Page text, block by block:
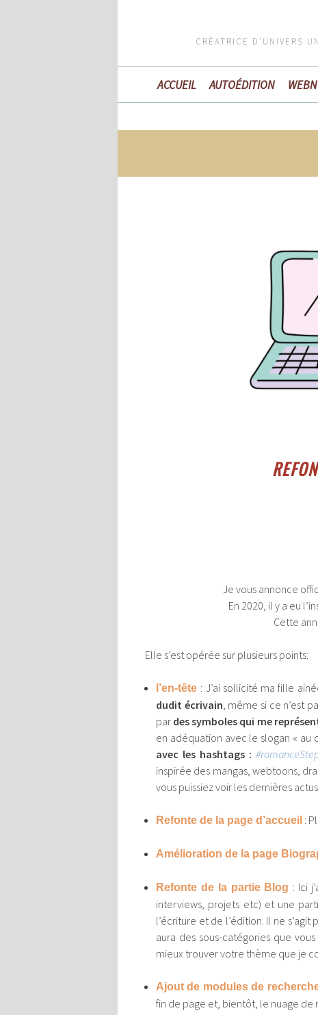
CRÉATRICE D'UNIVERS
ACCUEIL AUTOÉDITION
Je vous annonce
En 2020, il y a eu
Cette
Elle s’est opérée sur plusieurs points:
l’en-tête : J’ai sollicité ma fille
dudit écrivain, même si ce n’est
par des symboles qui me
en adéquation avec le slogan « au
avec les hashtags :
inspirée des mangas, webtoons,
vous puissiez voir les dernières
Refonte de la page d’accueil :
Amélioration de la page
Refonte de la partie Blog : Ici
interviews, projets etc) et une
l’écriture et de l’édition. Il ne
aura des sous-catégories que
mieux trouver votre thème que je
Ajout de modules de
fin de page et, bientôt, le nuage de